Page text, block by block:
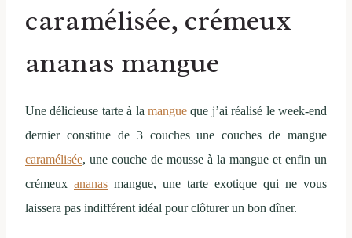
caramélisée, crémeux
ananas mangue
Une délicieuse tarte à la mangue que j’ai réalisé le week-end
dernier constitue de 3 couches une couches de mangue
caramélisée, une couche de mousse à la mangue et enfin un
crémeux ananas mangue, une tarte exotique qui ne vous
laissera pas indifférent idéal pour clôturer un bon dîner.